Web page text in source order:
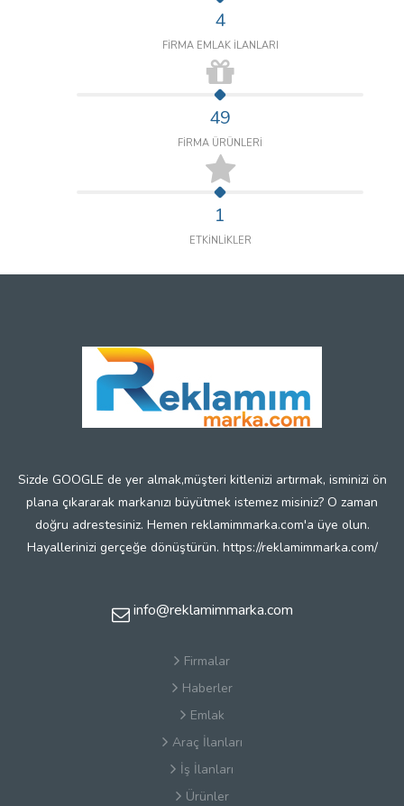
4
FİRMA EMLAK İLANLARI
49
FİRMA ÜRÜNLERİ
1
ETKİNLİKLER
Sizde GOOGLE de yer almak,müşteri kitlenizi artırmak, isminizi ön
plana çıkararak markanızı büyütmek istemez misiniz? O zaman
doğru adrestesiniz. Hemen reklamimmarka.com'a üye olun.
Hayallerinizi gerçeğe dönüştürün. https://reklamimmarka.com/
info@reklamimmarka.com
Firmalar
Haberler
Emlak
Araç İlanları
İş İlanları
Ürünler